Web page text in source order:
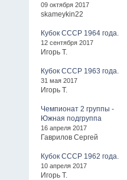
09 октября 2017
skameykin22
Кубок СССР 1964 года.
12 сентября 2017
Игорь Т.
Кубок СССР 1963 года.
31 мая 2017
Игорь Т.
Чемпионат 2 группы -
Южная подгруппа
16 апреля 2017
Гаврилов Сергей
Кубок СССР 1962 года.
10 апреля 2017
Игорь Т.